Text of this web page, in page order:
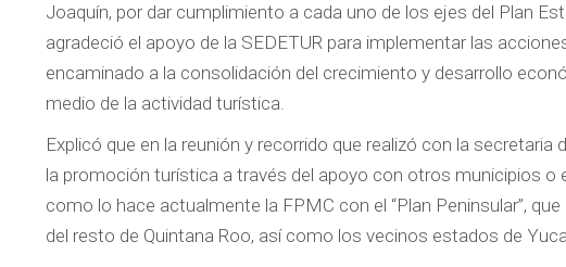
Joaquín, por dar cumplimiento a cada uno de los ejes del Plan
agradeció el apoyo de la SEDETUR para implementar las
encaminado a la consolidación del crecimiento y desarrollo
medio de la actividad turística.
Explicó que en la reunión y recorrido que realizó con la
la promoción turística a través del apoyo con otros municipios
como lo hace actualmente la FPMC con el “Plan Peninsular”,
del resto de Quintana Roo, así como los vecinos estados de